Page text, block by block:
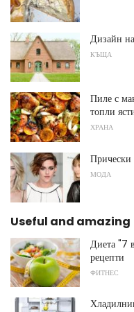
Дизайн
КЪЩА
Пиле с
топли
ХРАНА
МОДА
Useful and amazing
Диета "7
рецепти
ФИТНЕС